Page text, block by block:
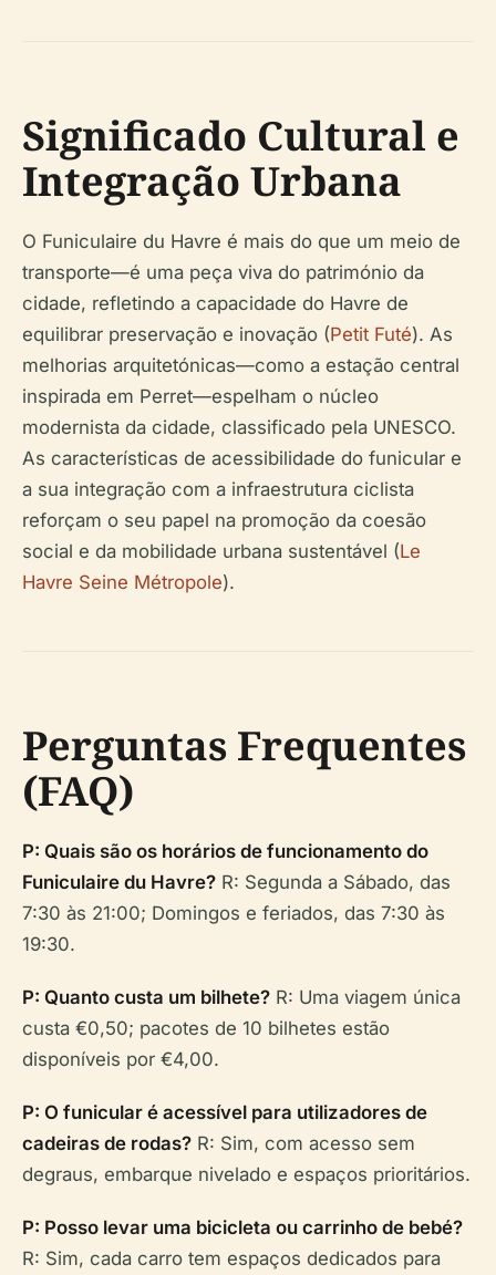
Significado Cultural e
Integração Urbana
O Funiculaire du Havre é mais do que um meio de
transporte—é uma peça viva do património da
cidade, refletindo a capacidade do Havre de
equilibrar preservação e inovação (Petit Futé). As
melhorias arquitetónicas—como a estação central
inspirada em Perret—espelham o núcleo
modernista da cidade, classificado pela UNESCO.
As características de acessibilidade do funicular e
a sua integração com a infraestrutura ciclista
reforçam o seu papel na promoção da coesão
social e da mobilidade urbana sustentável (Le
Havre Seine Métropole).
Perguntas Frequentes
(FAQ)
P: Quais são os horários de funcionamento do
Funiculaire du Havre? R: Segunda a Sábado, das
7:30 às 21:00; Domingos e feriados, das 7:30 às
19:30.
P: Quanto custa um bilhete? R: Uma viagem única
custa €0,50; pacotes de 10 bilhetes estão
disponíveis por €4,00.
P: O funicular é acessível para utilizadores de
cadeiras de rodas? R: Sim, com acesso sem
degraus, embarque nivelado e espaços prioritários.
P: Posso levar uma bicicleta ou carrinho de bebé?
R: Sim, cada carro tem espaços dedicados para